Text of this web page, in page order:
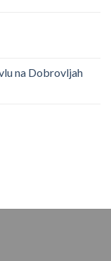
na Dobrovljah